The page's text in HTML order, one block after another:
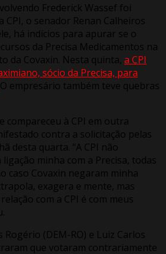
Frederick Wassef foi
CPI, o senador Renan Calheiros
há indícios para apurar se o
da Precisa Medicamentos na
da Covaxin. Nesta quinta, a CPI
sócio da Precisa, para
O empresário também teve quebras
compareceu à CPI em outra
contra a solicitação pelas
desta quarta. “A CPI não
minha com a Precisa, todas
caso Covaxin negaram minha
exagera e mente, mas
com a CPI é com meus
(DEM-RO) e Luiz Carlos
que votaram contrariamente